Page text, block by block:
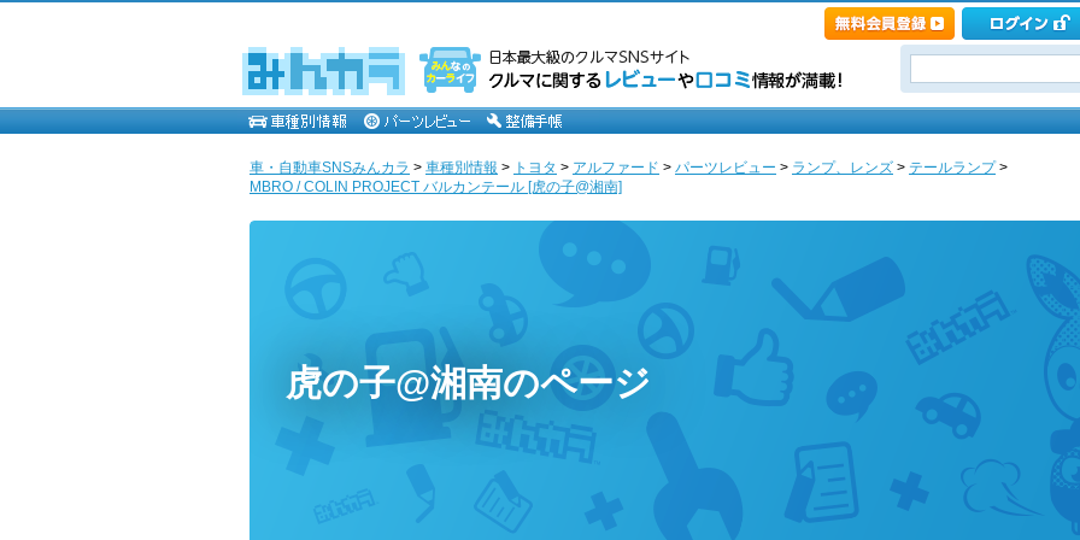
車・自動車SNSみんカラ > 車種別情報 > トヨタ > アルファード > パーツレビュー > ランプ、レンズ > テールランプ>
MBRO / COLIN PROJECT バルカンテール [虎の子@湘南]
虎の子@湘南のページ